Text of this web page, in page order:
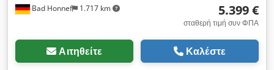
Bad Honnef 1.717 km 5.399 €
σταθερή τιμή συν ΦΠΑ
Αιτηθείτε Καλέστε